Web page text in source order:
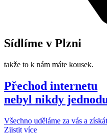
Sídlíme v Plzni
takže to k nám máte kousek.
Přechod internetu
nebyl nikdy
Všechno uděláme za vás a
Zjistit více